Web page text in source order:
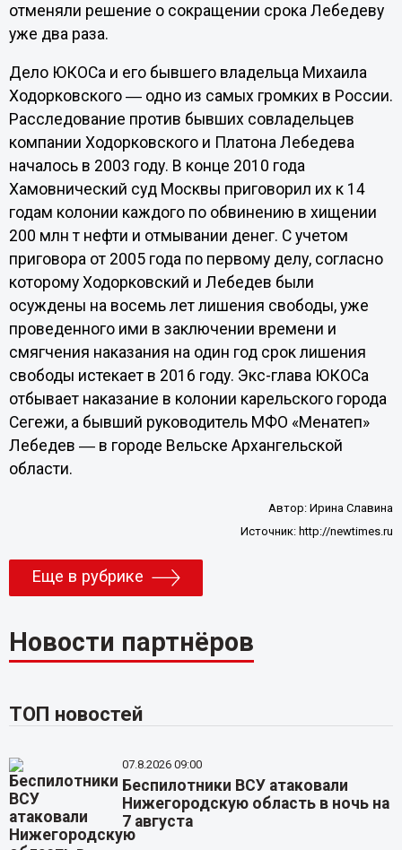
отменяли решение о сокращении срока Лебедеву
уже два раза.
Дело ЮКОСа и его бывшего владельца Михаила
Ходорковского ― одно из самых громких в России.
Расследование против бывших совладельцев
компании Ходорковского и Платона Лебедева
началось в 2003 году. В конце 2010 года
Хамовнический суд Москвы приговорил их к 14
годам колонии каждого по обвинению в хищении
200 млн т нефти и отмывании денег. С учетом
приговора от 2005 года по первому делу, согласно
которому Ходорковский и Лебедев были
осуждены на восемь лет лишения свободы, уже
проведенного ими в заключении времени и
смягчения наказания на один год срок лишения
свободы истекает в 2016 году. Экс-глава ЮКОСа
отбывает наказание в колонии карельского города
Сегежи, а бывший руководитель МФО «Менатеп»
Лебедев ― в городе Вельске Архангельской
области.
Автор:Ирина Славина
Источник: http://newtimes.ru
Еще в рубрике
Новости партнёров
ТОП новостей
07.8.2026 09:00
Беспилотники ВСУ атаковали
Нижегородскую область в ночь на
7 августа